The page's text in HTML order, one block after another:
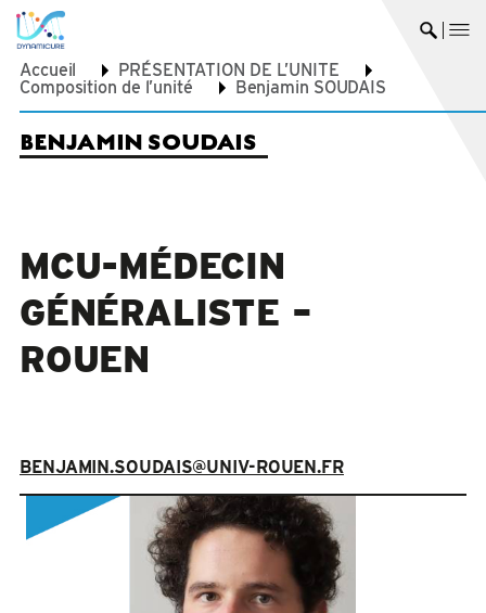
Accueil
PRÉSENTATION DE L’UNITE
Composition de l’unité
Benjamin SOUDAIS
BENJAMIN SOUDAIS
MCU-MÉDECIN
GÉNÉRALISTE –
ROUEN
BENJAMIN.SOUDAIS@UNIV-ROUEN.FR